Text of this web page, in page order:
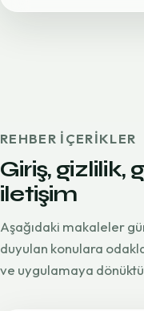
REHBER IÇERIKLER
Giriş, gizlilik,
iletişim
Aşağıdaki makaleler
duyulan konulara
ve uygulamaya